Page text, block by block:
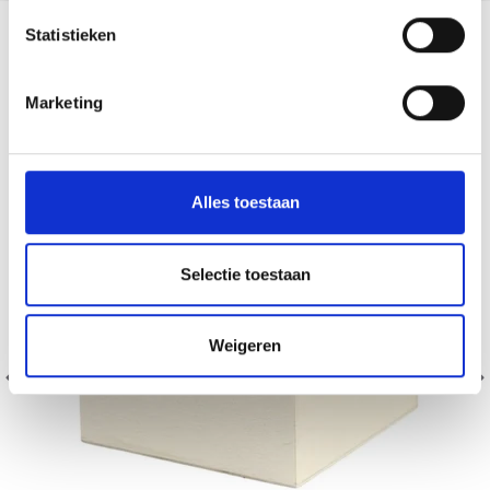
Statistieken
Marketing
Alles toestaan
Selectie toestaan
Weigeren
ANDEREN KOCHTEN OOK
30% korting